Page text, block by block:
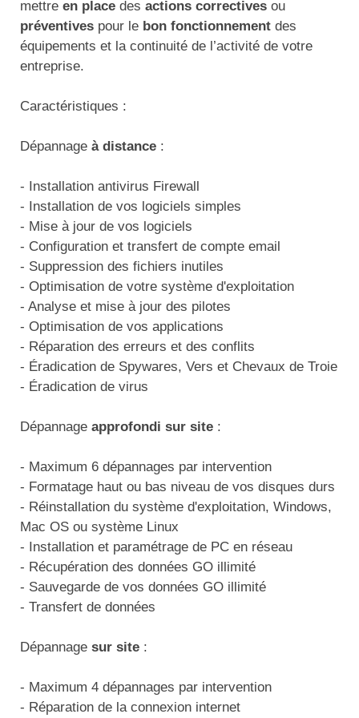
Ustensile cuisine professionnel
Vêtements personnalisés
Vitrines pour magasin
Traitement de l'air
Traitement des eaux
Tuyau flexible
Tuyau galvanisé
Tuyau renforcé
Ventilateurs et aération d'atelier
Tapis de bureau
Tapis et caillebotis
Traitement des surfaces
Equipements de football
Equipements de karting
Equipements pour stade et terrain
sportif
Jeu gymnique
Loisirs
Matériel de fitness
Matériel de musculation
Pétrin professionnel
Piano de cuisson
Présentoir pour restaurant
Réchaud professionnel
Réfrigérateur professionnel
Restauration foraine
Robinetterie professionnelle
Rôtisserie professionnelle
Sautause professionnelle
Table de cuisson professionnelle
Tables de préparation réfrigérées
Ustensile de cuisine
Vaisselle restaurant
Vitrines réfrigérées
mettre en place des actions correctives ou
préventives pour le bon fonctionnement des
équipements et la continuité de l’activité de votre
entreprise.
Caractéristiques :
Dépannage à distance :
- Installation antivirus Firewall
- Installation de vos logiciels simples
- Mise à jour de vos logiciels
- Configuration et transfert de compte email
- Suppression des fichiers inutiles
- Optimisation de votre système d'exploitation
- Analyse et mise à jour des pilotes
- Optimisation de vos applications
- Réparation des erreurs et des conflits
- Éradication de Spywares, Vers et Chevaux de Troie
- Éradication de virus
Dépannage approfondi sur site :
- Maximum 6 dépannages par intervention
- Formatage haut ou bas niveau de vos disques durs
- Réinstallation du système d'exploitation, Windows,
Mac OS ou système Linux
- Installation et paramétrage de PC en réseau
- Récupération des données GO illimité
- Sauvegarde de vos données GO illimité
- Transfert de données
Dépannage sur site :
- Maximum 4 dépannages par intervention
- Réparation de la connexion internet